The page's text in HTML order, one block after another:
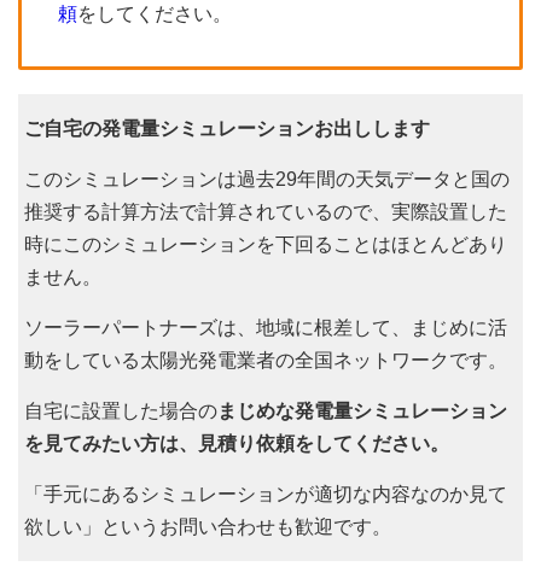
頼をしてください。
ご自宅の発電量シミュレーションお出しします
このシミュレーションは過去29年間の天気データと国の
推奨する計算方法で計算されているので、実際設置した
時にこのシミュレーションを下回ることはほとんどあり
ません。
ソーラーパートナーズは、地域に根差して、まじめに活
動をしている太陽光発電業者の全国ネットワークです。
自宅に設置した場合のまじめな発電量シミュレーション
を見てみたい方は、見積り依頼をしてください。
「手元にあるシミュレーションが適切な内容なのか見て
欲しい」というお問い合わせも歓迎です。